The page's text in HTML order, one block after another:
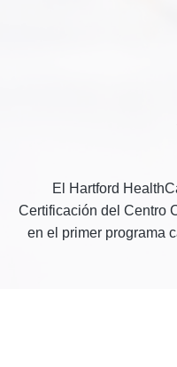
El Hartford
Certificación del Centro
en el primer programa